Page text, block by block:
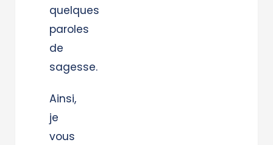
quelques
paroles
de
sagesse.
Ainsi,
je
vous